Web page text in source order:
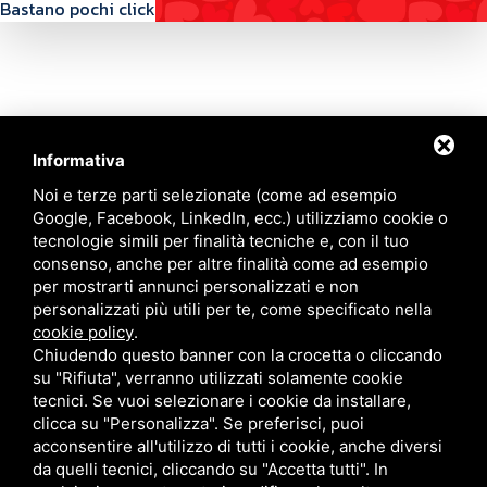
Informativa
Noi e terze parti selezionate (come ad esempio
Google, Facebook, LinkedIn, ecc.) utilizziamo cookie o
tecnologie simili per finalità tecniche e, con il tuo
consenso, anche per altre finalità come ad esempio
per mostrarti annunci personalizzati e non
personalizzati più utili per te, come specificato nella
cookie policy.
Chiudendo questo banner con la crocetta o cliccando
su "Rifiuta", verranno utilizzati solamente cookie
tecnici. Se vuoi selezionare i cookie da installare,
clicca su "Personalizza". Se preferisci, puoi
acconsentire all'utilizzo di tutti i cookie, anche diversi
da quelli tecnici, cliccando su "Accetta tutti". In
Bastano pochi click
Contattaci
Via Quinto Bucci, 205, 47521 Cesena (FC)
+39 0543 31536
+39 320 6635083
info@amiciziaeamore.it
Links
Chi siamo
Crea il tuo profilo
Franchising
Annunci
Blog
Contatti